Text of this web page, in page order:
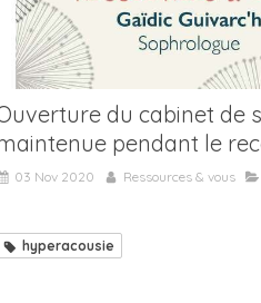
du cabinet de
pendant le
03 Nov 2020 Ressources & vous
hyperacousie